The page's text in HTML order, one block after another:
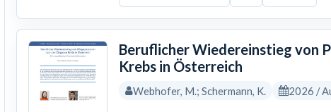
Beruflicher Wiedereinstieg von
Krebs in Österreich
Webhofer, M.; Schermann, K. 2026 /